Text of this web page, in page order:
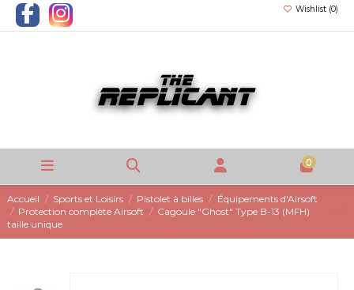
Wishlist (0)
0
Accueil Sports et Loisirs Pistolet à billes
Équipements d'Airsoft
Protection complète Airsoft
Cagoule "Ghost" Type B-13 (MFH)
taille unique